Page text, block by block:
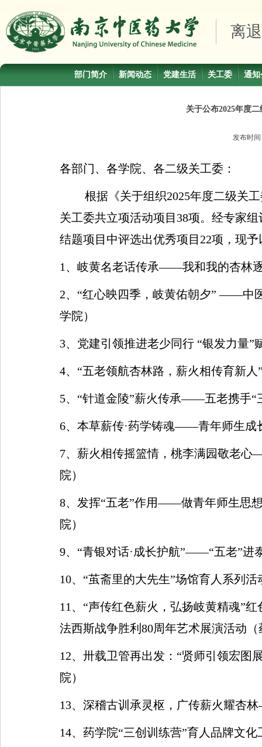
离
部门简介 新闻动态 党建生活 关工委 通知
关于公布2025年度
发布时
各部门、各学院、各二级关工委：
根据《关于组织2025年度二级关
关工委共立项活动项目 38项。经专家
结题项目中评选出优秀项目 22项，现予
1 、岐黄名老话传承——我和我的杏林
2、 “红心映四季，岐黄佑朝夕” ——中
学院）
3、党建引领推进老少同行 “银发力量”
4、 “五老领航杏林路，薪火相传育新人
5、 “针道金陵”薪火传承——五老携手“
6、本草薪传·药学铸魂——青年师生成
7、薪火相传摇篮情，桃李满园敬老心
院）
8、发挥“五老”作用——做青年师生思
院）
9、 “青银对话·成长护航”——“五老”进
10、 “茧斋里的大先生”场馆育人系列活
11 、 “声传红色薪火，弘扬岐黄精魂”红
法西斯战争胜利80周年艺术展演活动
12、卅载卫管再出发： “贤师引领宏图
院）
13、深稽古训承灵枢，广传薪火耀杏林
14、药学院“三创训练营”育人品牌文化